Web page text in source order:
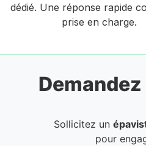
dédié. Une réponse rapide
prise en charge.
Sollicitez un
pour